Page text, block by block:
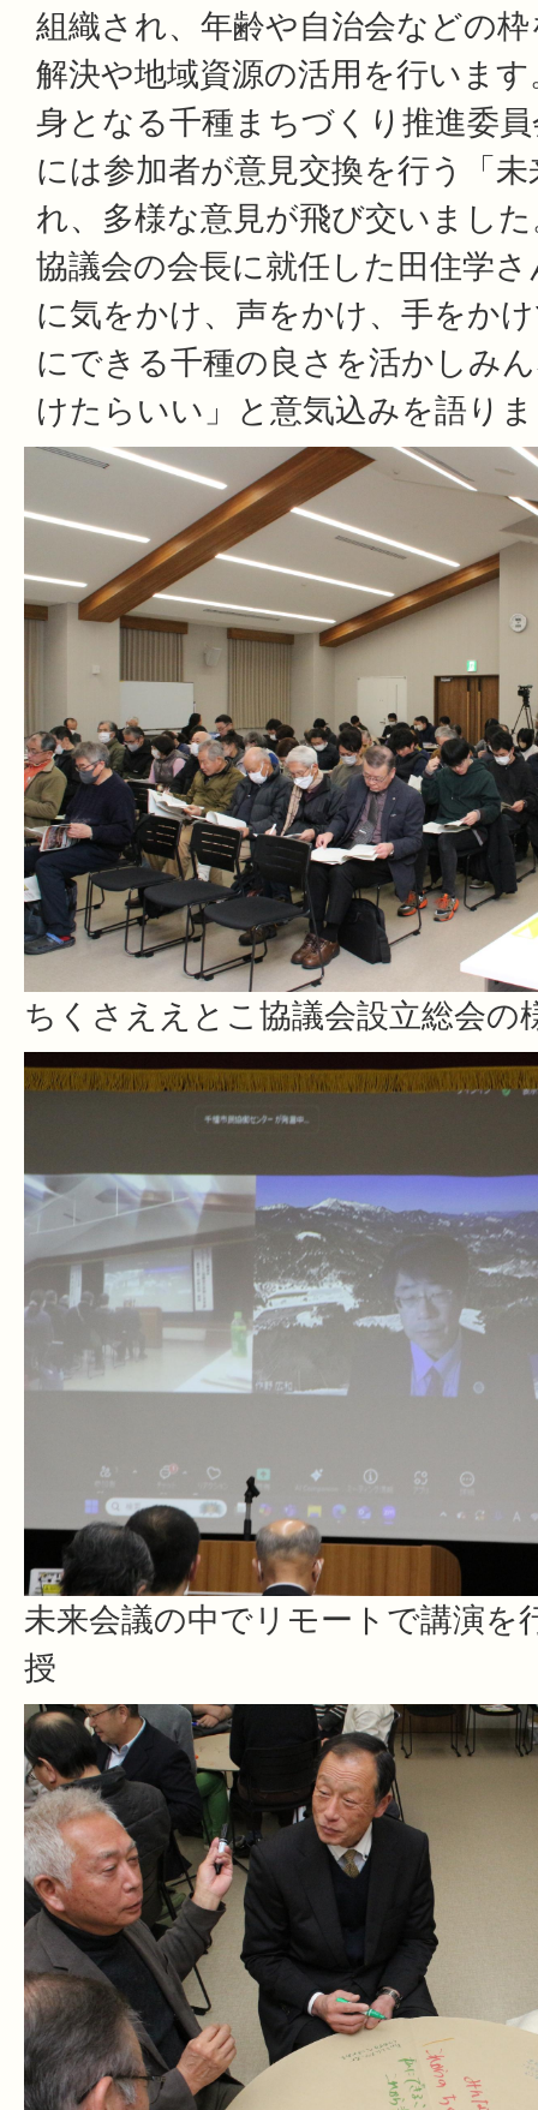
組織され、年齢や自治会などの
解決や地域資源の活用を行いま
身となる千種まちづくり推進委
には参加者が意見交換を行う「
れ、多様な意見が飛び交いまし
協議会の会長に就任した田住学
に気をかけ、声をかけ、手をか
にできる千種の良さを活かしみ
けたらいい」と意気込みを語り
ちくさええとこ協議会設立総会の
未来会議の中でリモートで講演を
授